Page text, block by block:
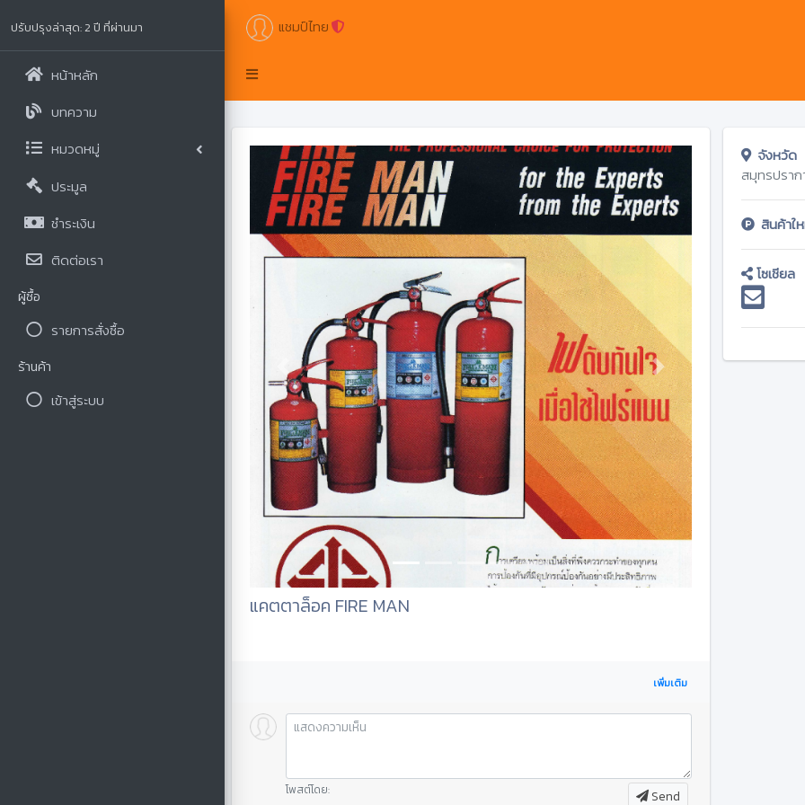
แชมป์ไทย
ปรับปรุงล่าสุด: 2 ปี ที่ผ่านมา
หน้าหลัก
บทความ
หมวดหมู่
ประมูล
ชำระเงิน
ติดต่อเรา
ผู้ซื้อ
รายการสั่งซื้อ
ร้านค้า
เข้าสู่ระบบ
Previous Next
แคตตาล็อค FIRE MAN
เพิ่มเติม
โพสต์โดย: Send
จังหวัด
สมุทรปราก
สินค้าใ
โซเชียล